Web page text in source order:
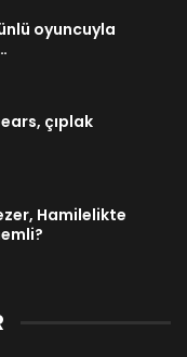
oyuncuyla
çıplak
Hamilelikte